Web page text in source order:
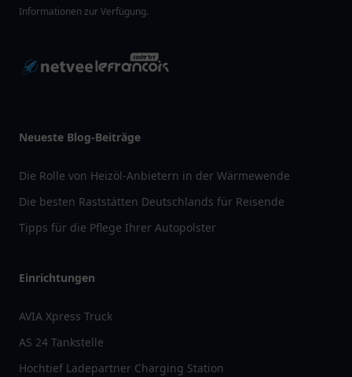
Informationen zur Verfügung.
Neueste Blog-Beiträge
Die Rolle von Heizöl-Anbietern in der Wärmewende
Die besten Raststätten Deutschlands für Reisende
Tipps für die Pflege Ihrer Autopolster
Einrichtungen
AVIA Xpress Truck
AS 24 Tankstelle
Hochtief Ladepartner Charging Station